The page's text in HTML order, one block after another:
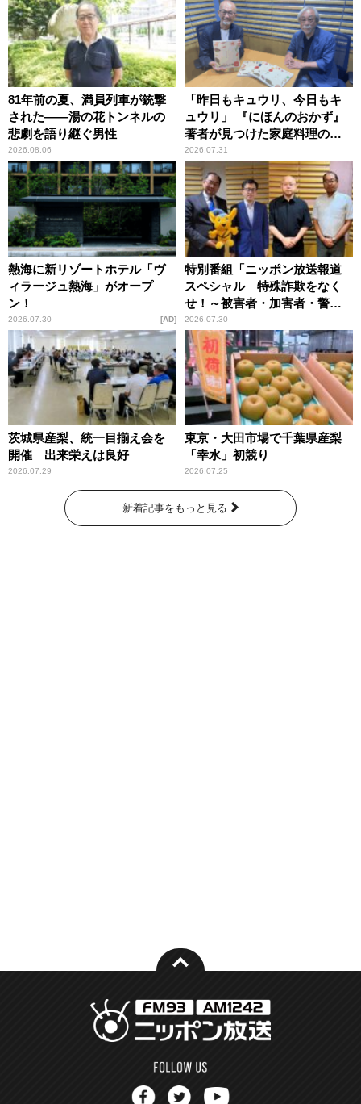
81年前の夏、満員列車が銃撃
された――湯の花トンネルの
悲劇を語り継ぐ男性
2026.08.06
「昨日もキュウリ、今日もキ
ュウリ」 『にほんのおかず』
著者が見つけた家庭料理の知
恵
2026.07.31
熱海に新リゾートホテル「ヴ
ィラージュ熱海」がオープ
ン！
2026.07.30 AD
特別番組「ニッポン放送報道
スペシャル 特殊詐欺をなく
せ！～被害者・加害者・警視
庁が語るトクリュウの実態
～」放送
2026.07.30
茨城県産梨、統一目揃え会を
開催 出来栄えは良好
2026.07.29
東京・大田市場で千葉県産梨
「幸水」初競り
2026.07.25
新着記事をもっと見る